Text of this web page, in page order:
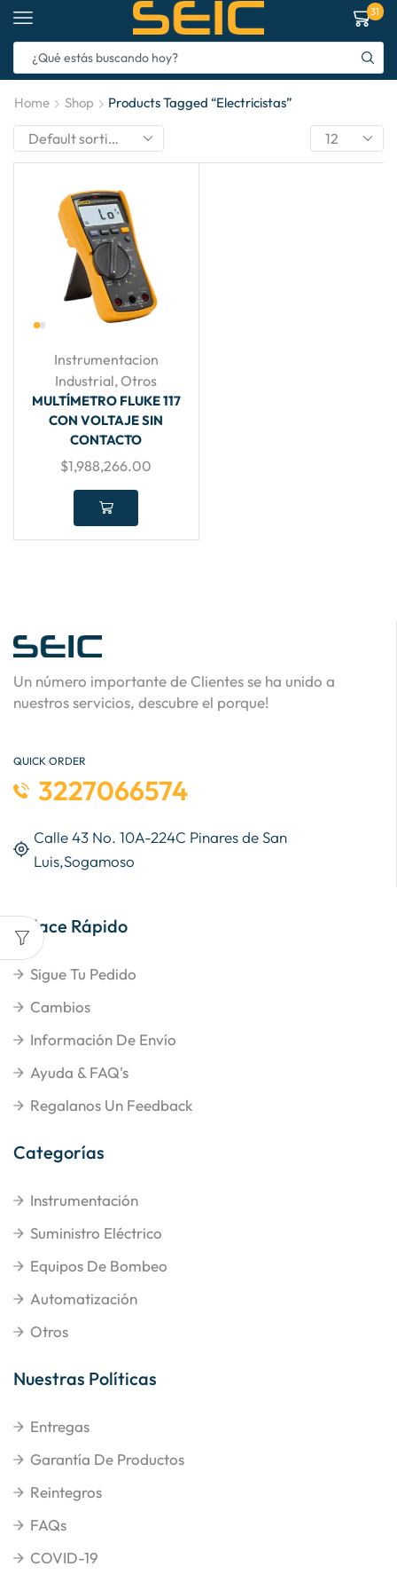
31
Home Shop Products Tagged “electricistas”
Instrumentacion
Industrial,Otros
MULTÍMETRO FLUKE 117
CON VOLTAJE SIN
CONTACTO
$1,988,266.00
Un número importante de Clientes se ha unido a
nuestros servicios, descubre el porque!
QUICK ORDER
3227066574
Calle 43 No. 10A-224C Pinares de San
Luis,Sogamoso
Enlace Rápido
Sigue Tu Pedido
Cambios
Información De Envío
Ayuda & FAQ's
Regalanos Un Feedback
Categorías
Instrumentación
Suministro Eléctrico
Equipos De Bombeo
Automatización
Otros
Nuestras Políticas
Entregas
Garantía De Productos
Reintegros
FAQs
COVID-19